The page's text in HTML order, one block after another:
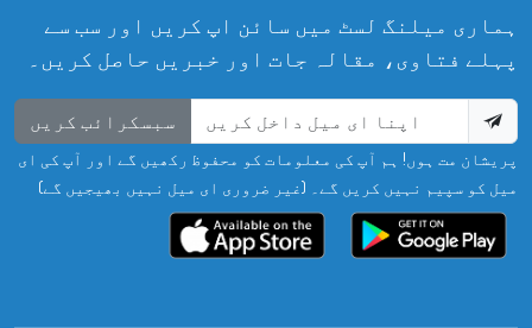
ہماری میلنگ لسٹ میں سائن اپ کریں اور سب سے
پہلے فتاوی، مقالہ جات اور خبریں حاصل کریں۔
سبسکرائب کریں
پریشان مت ہوں! ہم آپ کی معلومات کو محفوظ رکھیں گے اور آپ کی ای
میل کو سپیم نہیں کریں گے۔ (غیر ضروری ای میل نہیں بھیجیں گے)